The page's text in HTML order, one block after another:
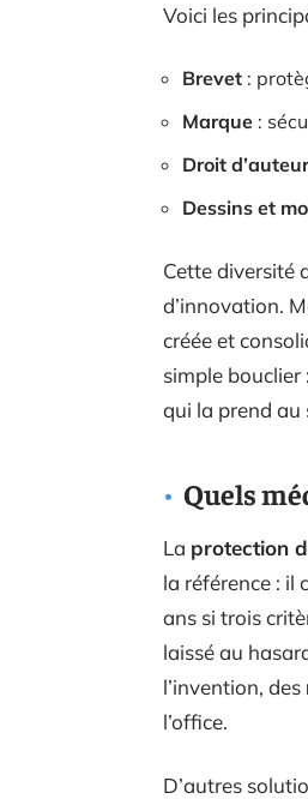
Voici les
Brevet :
Marque :
Droit d’auteur
Dessins et
Cette diversité
d’innovation.
créée et
simple
qui la prend au
Quels
La protection
la référence : il
ans si trois
laissé au
l’invention, des
l’office.
D’autres